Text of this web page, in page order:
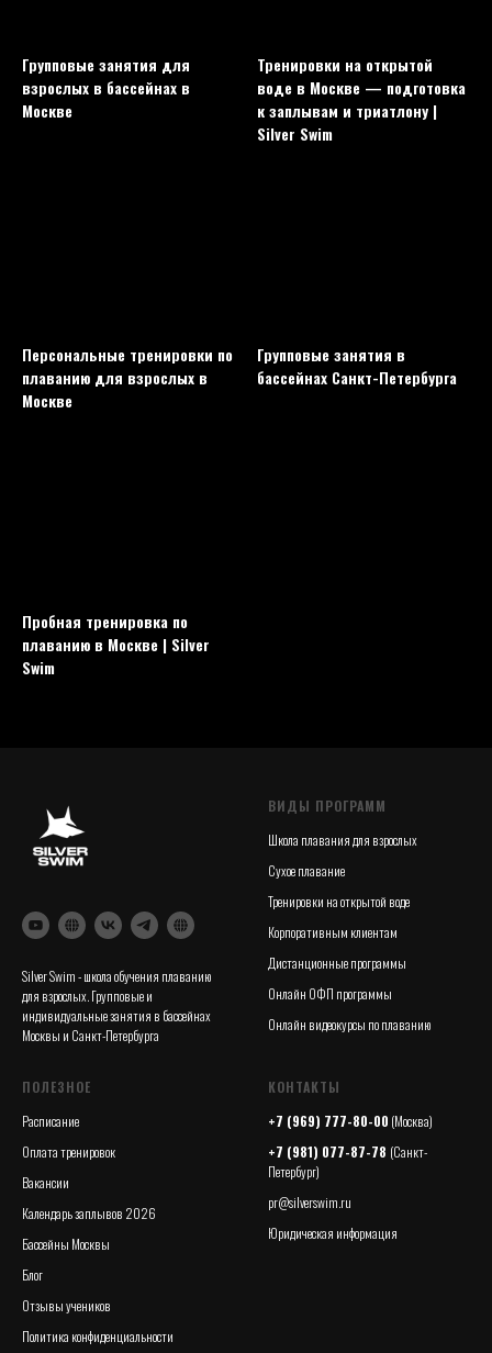
Групповые занятия для
взрослых в бассейнах в
Москве
Тренировки на открытой
воде в Москве — подготовка
к заплывам и триатлону |
Silver Swim
Персональные тренировки по
плаванию для взрослых в
Москве
Групповые занятия в
бассейнах Санкт-Петербурга
Пробная тренировка по
плаванию в Москве | Silver
Swim
Silver Swim - школа обучения плаванию
для взрослых. Групповые и
индивидуальные занятия в бассейнах
Москвы и Санкт-Петербурга
ВИДЫ ПРОГРАММ
Школа плавания для взрослых
Сухое плавание
Тренировки на открытой воде
Корпоративным клиентам
Дистанционные программы
Онлайн ОФП программы
Онлайн видеокурсы по плаванию
ПОЛЕЗНОЕ
Расписание
Оплата тренировок
Вакансии
Календарь заплывов 2026
Бассейны Москвы
Блог
Отзывы учеников
Политика конфиденциальности
КОНТАКТЫ
+7 (969) 777-80-00 (Москва)
+7 (981) 077-87-78 (Санкт-
Петербург)
pr@silverswim.ru
Юридическая информация